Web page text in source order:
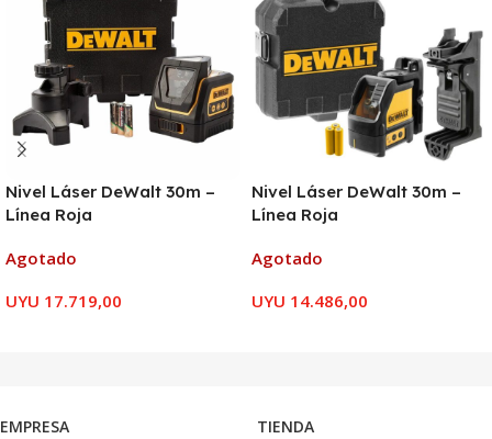
Nivel Láser DeWalt 30m –
Línea Roja
Agotado
UYU 17.719,00
Nivel Láser DeWalt 30m –
Línea Roja
Agotado
UYU 14.486,00
EMPRESA
TIENDA